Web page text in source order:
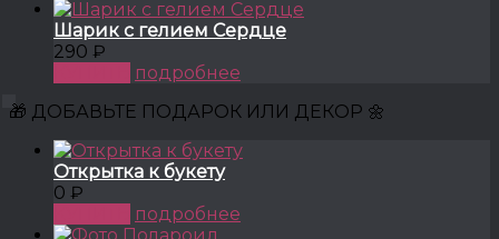
Шарик с гелием Сердце
290 ₽
подробнее
🎁 ДОБАВЬТЕ ПОДАРОК ИЛИ ДЕКОР 🌼
Открытка к букету
0 ₽
подробнее